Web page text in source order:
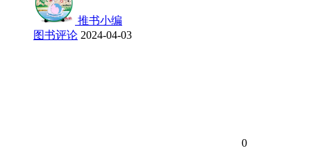
推书小编
图书评论 2024-04-03
0